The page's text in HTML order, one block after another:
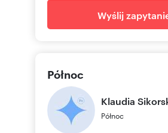
Wyślij
Północ
Klaudia
Północ